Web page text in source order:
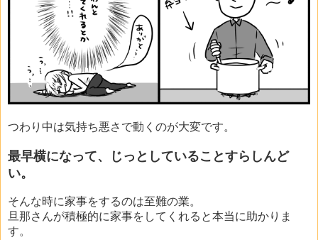
つわり中は気持ち悪さで動くのが大変です。
最早横になって、じっとしていることすらしんど
い。
そんな時に家事をするのは至難の業。
旦那さんが積極的に家事をしてくれると本当に助かりま
す。